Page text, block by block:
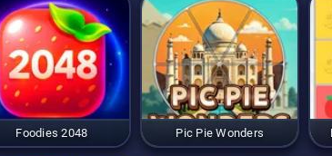
Foodies 2048 Pic Pie Wonders